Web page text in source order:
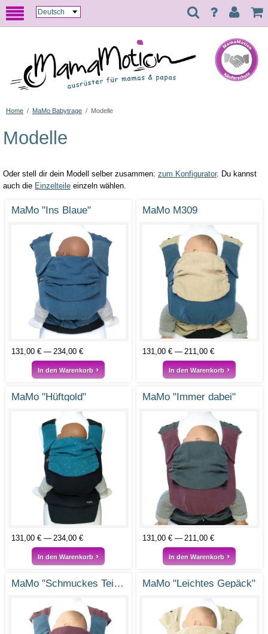
Home / MaMo Babytrage / Modelle
Modelle
Oder stell dir dein Modell selber zusammen: zum Konfigurator. Du kannst
auch die Einzelteile einzeln wählen.
MaMo "Ins Blaue"
131,00 € 234,00 €
In den Warenkorb
MaMo M309
131,00 € 211,00 €
In den Warenkorb
MaMo "Hüftgold"
131,00 € 234,00 €
In den Warenkorb
MaMo "Immer dabei"
131,00 € 211,00 €
In den Warenkorb
MaMo "Schmuckes Teilchen" MaMo "Leichtes Gepäck"